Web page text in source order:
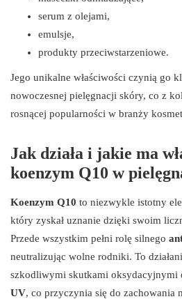
serum z olejami,
emulsje,
produkty przeciwstarzeniowe.
Jego unikalne właściwości czynią go
nowoczesnej pielęgnacji skóry, co z
rosnącej popularności w branży
Jak działa i jakie ma
koenzym Q10 w
Koenzym Q10 to niezwykle istotny
który zyskał uznanie dzięki swoim
Przede wszystkim pełni rolę silnego
neutralizując wolne rodniki. To
szkodliwymi skutkami oksydacyjnymi
UV, co przyczynia się do zachowania